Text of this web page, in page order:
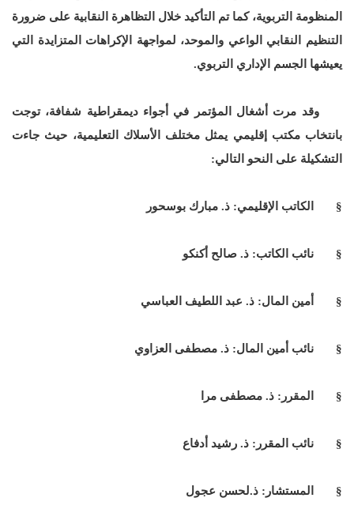
المنظومة التربوية، كما تم التأكيد خلال التظاهرة النقابية على ضرورة
التنظيم النقابي الواعي والموحد، لمواجهة الإكراهات المتزايدة التي
يعيشها الجسم الإداري التربوي.
وقد مرت أشغال المؤتمر في أجواء ديمقراطية شفافة، توجت
بانتخاب مكتب إقليمي يمثل مختلف الأسلاك التعليمية، حيث جاءت
التشكيلة على النحو التالي:
§ الكاتب الإقليمي: ذ. مبارك بوسحور
§ نائب الكاتب: ذ. صالح أكنكو
§ أمين المال: ذ. عبد اللطيف العباسي
§ نائب أمين المال: ذ. مصطفى العزاوي
§ المقرر: ذ. مصطفى مرا
§ نائب المقرر: ذ. رشيد أدفاع
§ المستشار: ذ.لحسن عجول